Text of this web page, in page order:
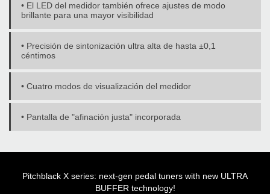
• El LED del medidor también ofrece ajustes de modo
brillante para una mayor visibilidad
• Precisión de sintonización ultra alta de hasta ±0,1
céntimos
• Cuatro modos de visualización del medidor
• Pantalla de "afinación justa" incorporada
Pitchblack X series: next-gen pedal tuners with new ULTRA
BUFFER technology!